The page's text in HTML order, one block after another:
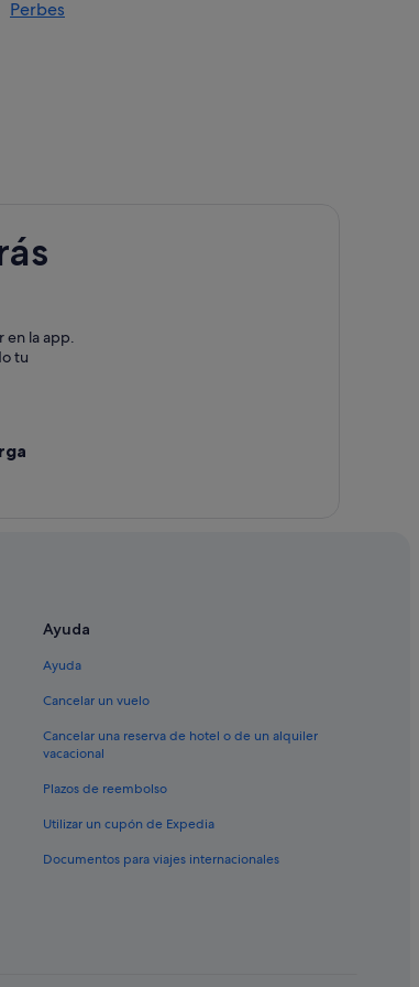
Perbes
en la app.
tu
Ayuda
Ayuda
Cancelar un vuelo
Cancelar una reserva de hotel o de un alquiler
vacacional
Plazos de reembolso
Utilizar un cupón de Expedia
Documentos para viajes internacionales